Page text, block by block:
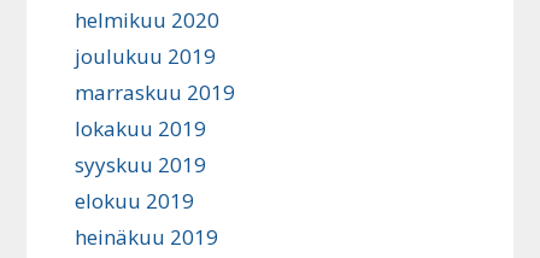
helmikuu 2020
joulukuu 2019
marraskuu 2019
lokakuu 2019
syyskuu 2019
elokuu 2019
heinäkuu 2019